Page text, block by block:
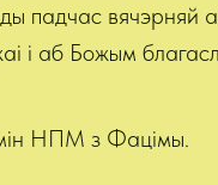
падчас
і аб Божым
НПМ з Фацімы.